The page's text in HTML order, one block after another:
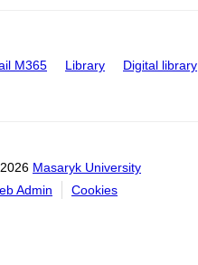
M365 Library Digital library
Masaryk University
Admin
Cookies